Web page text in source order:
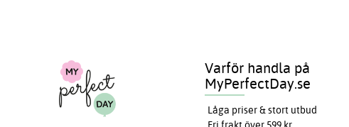
Varför handla på
MyPerfectDay.se
Låga priser & stort utbud